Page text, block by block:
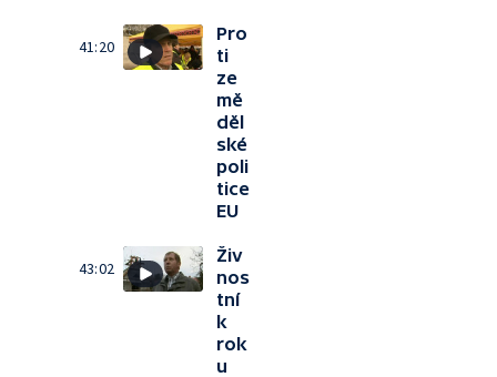
41:20
Pro
ti
ze
mě
děl
ské
poli
tice
EU
43:02
Živ
nos
tní
k
rok
u